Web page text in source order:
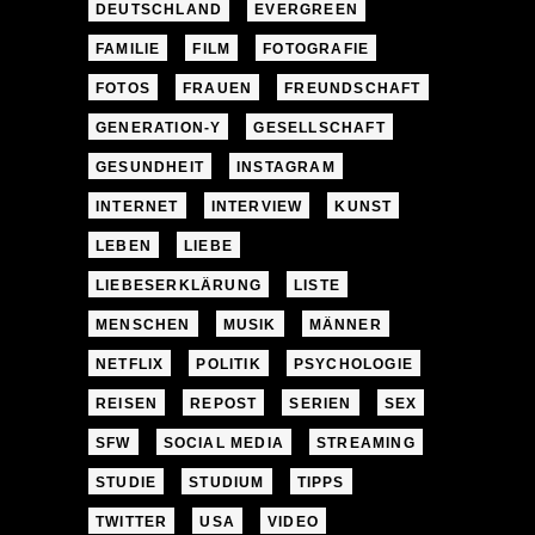
DEUTSCHLAND EVERGREEN
FAMILIE FILM FOTOGRAFIE
FOTOS FRAUEN FREUNDSCHAFT
GENERATION-Y GESELLSCHAFT
GESUNDHEIT INSTAGRAM
INTERNET INTERVIEW KUNST
LEBEN LIEBE
LIEBESERKLÄRUNG LISTE
MENSCHEN MUSIK MÄNNER
NETFLIX POLITIK PSYCHOLOGIE
REISEN REPOST SERIEN SEX
SFW SOCIAL MEDIA STREAMING
STUDIE STUDIUM TIPPS
TWITTER USA VIDEO